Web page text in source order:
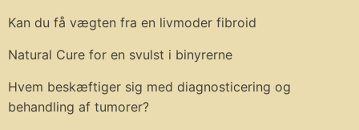
Kan du få vægten fra en livmoder fibroid
Natural Cure for en svulst i binyrerne
Hvem beskæftiger sig med diagnosticering og
behandling af tumorer?